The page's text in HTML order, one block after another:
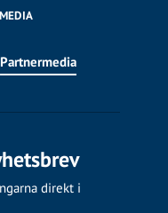
Partnermedia
direkt i